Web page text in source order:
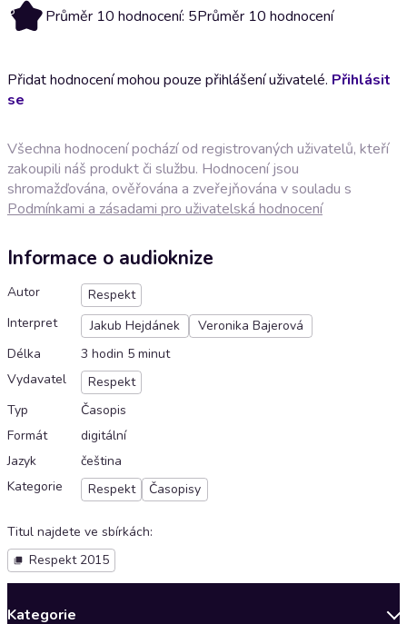
5 Průměr 10 hodnocení: 5Průměr 10 hodnocení
Přidat hodnocení mohou pouze přihlášení uživatelé. Přihlásit
se
Všechna hodnocení pochází od registrovaných uživatelů, kteří
zakoupili náš produkt či službu. Hodnocení jsou
shromažďována, ověřována a zveřejňována v souladu s
Podmínkami a zásadami pro uživatelská hodnocení
Informace o audioknize
Autor
Respekt
Interpret
Jakub Hejdánek
Veronika Bajerová
Délka
3 hodin 5 minut
Vydavatel
Respekt
Typ
Časopis
Formát
digitální
Jazyk
čeština
Kategorie
Respekt Časopisy
Titul najdete ve sbírkách:
Respekt 2015
Kategorie